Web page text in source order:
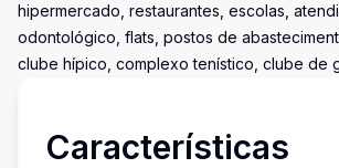
hipermercado, restaurantes, escolas,
odontológico, flats, postos de
clube hípico, complexo tenístico, clube de
Características